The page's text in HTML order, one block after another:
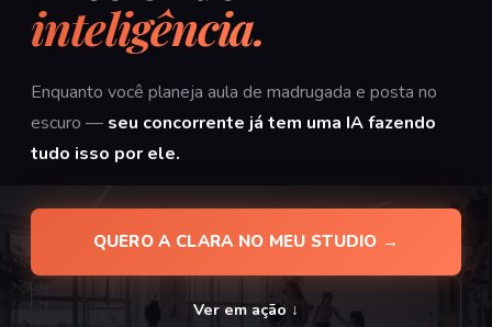
inteligência.
Enquanto você planeja aula de madrugada e posta no
escuro — seu concorrente já tem uma IA fazendo
tudo isso por ele.
QUERO A CLARA NO MEU STUDIO →
Ver em ação ↓